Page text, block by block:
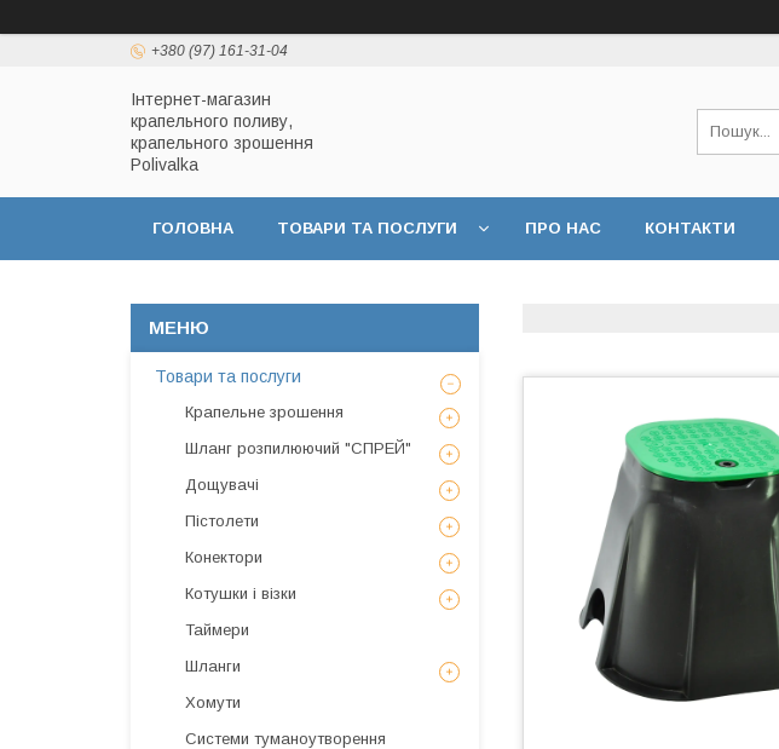
+380 (97) 161-31-04
Інтернет-магазин
крапельного поливу,
крапельного зрошення
Polivalka
ГОЛОВНА ТОВАРИ ТА ПОСЛУГИ ПРО НАС КОНТАКТИ
Товари та послуги
Крапельне зрошення
Шланг розпилюючий "СПРЕЙ"
Дощувачі
Пістолети
Конектори
Котушки і візки
Таймери
Шланги
Хомути
Системи туманоутворення